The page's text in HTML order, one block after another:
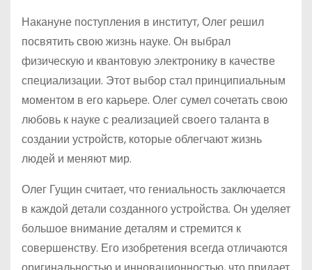
Накануне поступления в институт, Олег решил
посвятить свою жизнь науке. Он выбрал
физическую и квантовую электронику в качестве
специализации. Этот выбор стал принципиальным
моментом в его карьере. Олег сумел сочетать свою
любовь к науке с реализацией своего таланта в
создании устройств, которые облегчают жизнь
людей и меняют мир.
Олег Гущин считает, что гениальность заключается
в каждой детали созданного устройства. Он уделяет
большое внимание деталям и стремится к
совершенству. Его изобретения всегда отличаются